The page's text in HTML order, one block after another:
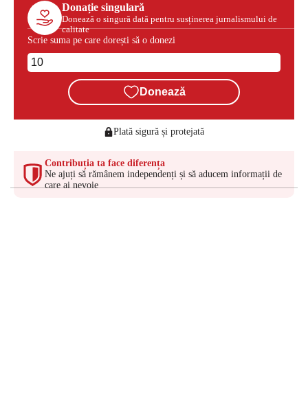
Donație singulară
Donează o singură dată pentru susținerea jurnalismului de
calitate
Scrie suma pe care dorești să o donezi
Donează
Plată sigură și protejată
Contribuția ta face diferența
Ne ajuți să rămânem independenți și să aducem informații de
care ai nevoie